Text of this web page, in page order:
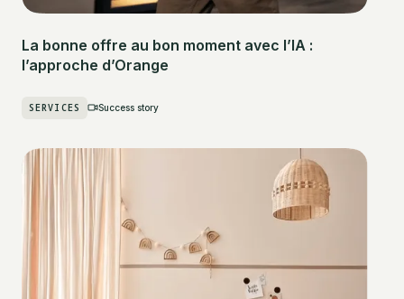
La bonne offre au bon moment avec l’IA :
l’approche d’Orange
SERVICES Success story